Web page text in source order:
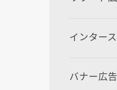
インター
バナー広告